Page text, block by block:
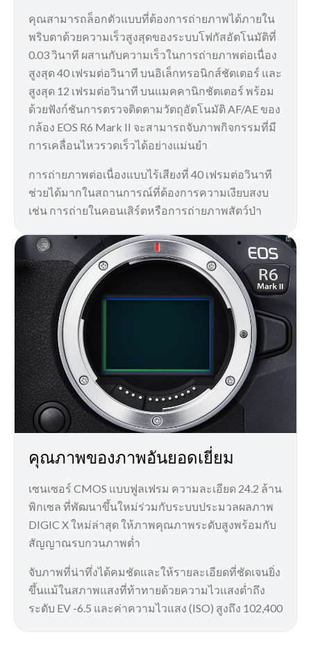
คุณสามารถล็อกตัวแบบที่ต้องการถ่ายภาพได้ภายใน
พริบตาด้วยความเร็วสูงสุดของระบบโฟกัสอัตโนมัติที่
0.03 วินาที ผสานกับความเร็วในการถ่ายภาพต่อเนื่อง
สูงสุด 40 เฟรมต่อวินาที บนอิเล็กทรอนิกส์ชัตเตอร์ และ
สูงสุด 12 เฟรมต่อวินาที บนแมคคานิกชัตเตอร์ พร้อม
ด้วยฟังก์ชันการตรวจติดตามวัตถุอัตโนมัติ AF/AE ของ
กล้อง EOS R6 Mark II จะสามารถจับภาพกิจกรรมที่มี
การเคลื่อนไหวรวดเร็วได้อย่างแม่นยำ
การถ่ายภาพต่อเนื่องแบบไร้เสียงที่ 40 เฟรมต่อวินาที
ช่วยได้มากในสถานการณ์ที่ต้องการความเงียบสงบ
เช่น การถ่ายในคอนเสิร์ตหรือการถ่ายภาพสัตว์ป่า
คุณภาพของภาพอันยอดเยี่ยม
เซนเซอร์ CMOS แบบฟูลเฟรม ความละเอียด 24.2 ล้าน
พิกเซล ที่พัฒนาขึ้นใหม่ร่วมกับระบบประมวลผลภาพ
DIGIC X ใหม่ล่าสุด ให้ภาพคุณภาพระดับสูงพร้อมกับ
สัญญาณรบกวนภาพต่ำ
จับภาพที่น่าทึ่งได้คมชัดและให้รายละเอียดที่ชัดเจนยิ่ง
ขึ้นแม้ในสภาพแสงที่ท้าทายด้วยความไวแสงต่ำถึง
ระดับ EV -6.5 และค่าความไวแสง (ISO) สูงถึง 102,400